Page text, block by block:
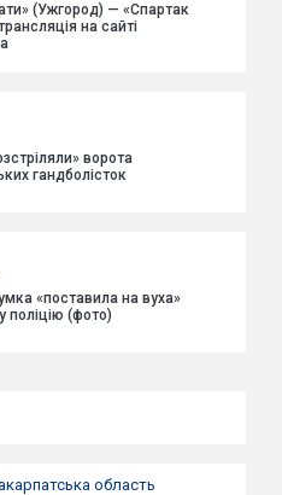
(Ужгород) — «Спартак
на сайті
ворота
гандболісток
«поставила на вуха»
поліцію (фото)
область